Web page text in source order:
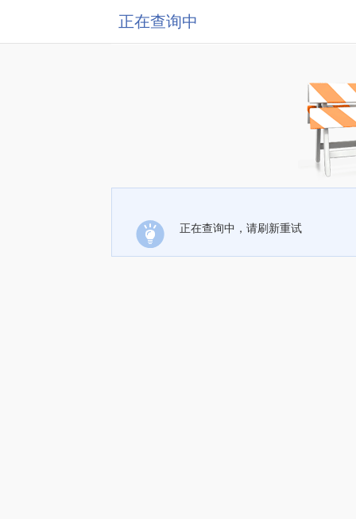
正在查询中
正在查询中，请刷新重试